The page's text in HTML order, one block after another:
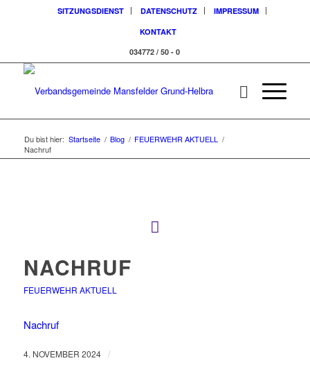
SITZUNGSDIENST DATENSCHUTZ
IMPRESSUM
KONTAKT
034772 / 50 - 0
Du bist hier: Startseite / Blog / FEUERWEHR AKTUELL
/
Nachruf
NACHRUF
FEUERWEHR AKTUELL
Nachruf
4. NOVEMBER 2024 /